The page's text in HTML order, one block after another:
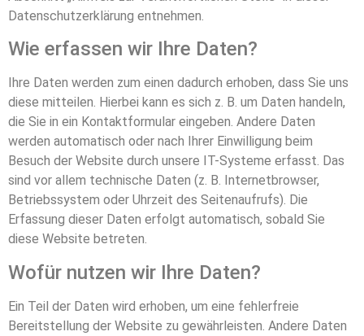
Datenschutzerklärung entnehmen.
Wie erfassen wir Ihre Daten?
Ihre Daten werden zum einen dadurch erhoben, dass Sie uns
diese mitteilen. Hierbei kann es sich z. B. um Daten handeln,
die Sie in ein Kontaktformular eingeben. Andere Daten
werden automatisch oder nach Ihrer Einwilligung beim
Besuch der Website durch unsere IT-Systeme erfasst. Das
sind vor allem technische Daten (z. B. Internetbrowser,
Betriebssystem oder Uhrzeit des Seitenaufrufs). Die
Erfassung dieser Daten erfolgt automatisch, sobald Sie
diese Website betreten.
Wofür nutzen wir Ihre Daten?
Ein Teil der Daten wird erhoben, um eine fehlerfreie
Bereitstellung der Website zu gewährleisten. Andere Daten